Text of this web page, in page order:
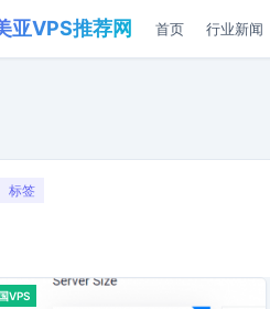
亚VPS推荐网 首页 行业新闻
标签
VPS